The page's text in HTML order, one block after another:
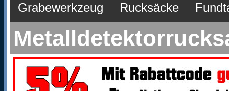
Grabewerkzeug Rucksäcke